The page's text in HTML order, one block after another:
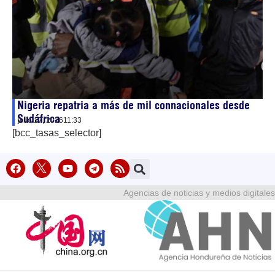
Nigeria repatria a más de mil connacionales desde
Sudáfrica
julio 17, 202611:33
[bcc_tasas_selector]
Agencias de noticias y medios digitales